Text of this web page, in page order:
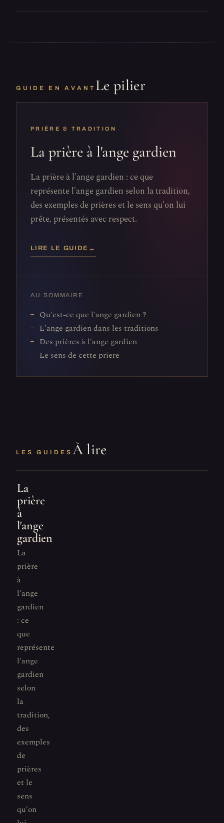
GUIDE EN AVANT Le pilier
PRIÈRE & TRADITION
La prière à l'ange gardien
La prière à l'ange gardien : ce que
représente l'ange gardien selon la tradition,
des exemples de prières et le sens qu'on lui
prête, présentés avec respect.
LIRE LE GUIDE →
AU SOMMAIRE
Qu'est-ce que l'ange gardien ?
L'ange gardien dans les traditions
Des prières à l'ange gardien
Le sens de cette priere
LES GUIDES À lire
La
prière
à
l'ange
gardien
La
prière
à
l'ange
gardien
: ce
que
représente
l'ange
gardien
selon
la
tradition,
des
exemples
de
prières
et le
sens
qu'on